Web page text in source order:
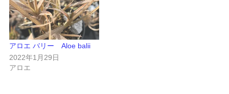
アロエ バリー Aloe balii
2022年1月29日
アロエ